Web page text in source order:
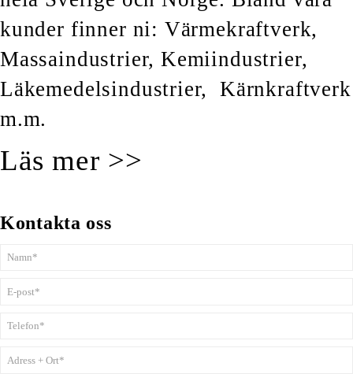
kunder finner ni: Värmekraftverk,
Massaindustrier, Kemiindustrier,
Läkemedelsindustrier, Kärnkraftverk
m.m.
Läs mer >>
Kontakta oss